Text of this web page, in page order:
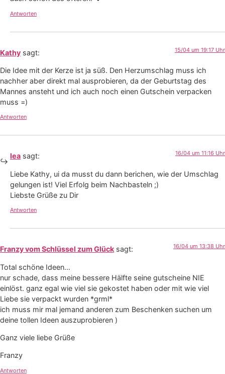
Antworten
Kathy sagt: 15/04 um 19:17 Uhr
Die Idee mit der Kerze ist ja süß. Den Herzumschlag muss ich
nachher aber direkt mal ausprobieren, da der Geburtstag des
Mannes ansteht und ich auch noch einen Gutschein verpacken
muss =)
Antworten
lea sagt: 16/04 um 11:16 Uhr
Liebe Kathy, ui da musst du dann berichen, wie der Umschlag
gelungen ist! Viel Erfolg beim Nachbasteln ;)
Liebste Grüße zu Dir
Antworten
Franzy vom Schlüssel zum Glück sagt: 16/04 um 13:38 Uhr
Total schöne Ideen…
nur schade, dass meine bessere Hälfte seine gutscheine NIE
einlöst. ganz egal wie viel sie gekostet haben oder mit wie viel
Liebe sie verpackt wurden *grml*
ich muss mir mal jemand anderen zum Beschenken suchen um
deine tollen Ideen auszuprobieren )
Ganz viele liebe Grüße
Franzy
Antworten